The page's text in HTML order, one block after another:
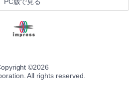
PC版で見る
©2026
All rights reserved.